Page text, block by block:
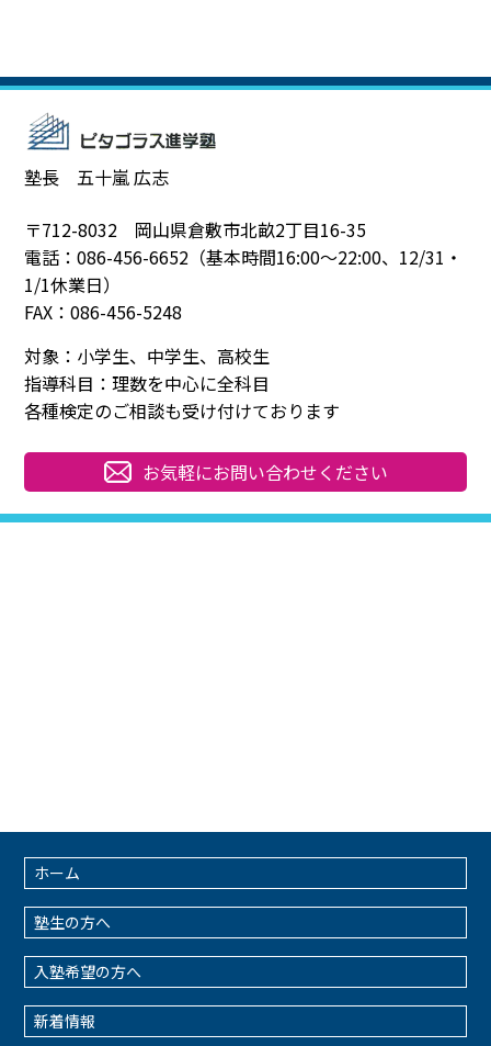
塾長 五十嵐 広志
〒712-8032 岡山県倉敷市北畝2丁目16-35
電話：086-456-6652（基本時間16:00～22:00、12/31・
1/1休業日）
FAX：086-456-5248
対象：小学生、中学生、高校生
指導科目：理数を中心に全科目
各種検定のご相談も受け付けております
お気軽にお問い合わせください
ホーム
塾生の方へ
入塾希望の方へ
新着情報